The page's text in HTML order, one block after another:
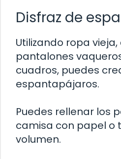
Disfraz de
Utilizando ropa
pantalones
cuadros, puedes
espantapájaros.
Puedes rellenar los
camisa con papel o
volumen.